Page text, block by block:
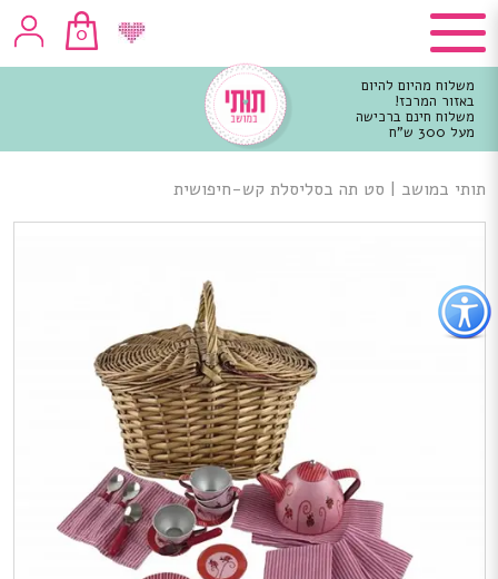
כפתור
לפתיחת
תפריט
נגישות
0
משלוח מהיום להיום
באזור המרכז!
משלוח חינם ברכישה
מעל 300 ש"ח
מרכזי
תותי במושב | סט תה בסליסלת קש-חיפושית